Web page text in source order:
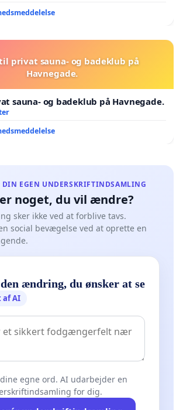
privat sauna- og badeklub på
Havnegade.
sauna- og badeklub på Havnegade.
DIN EGEN UNDERSKRIFTINDSAMLING
noget, du vil ændre?
sker ikke ved at forblive tavs.
social bevægelse ved at oprette en
ændring, du ønsker at se
af AI
egne ord. AI udarbejder en
for dig.